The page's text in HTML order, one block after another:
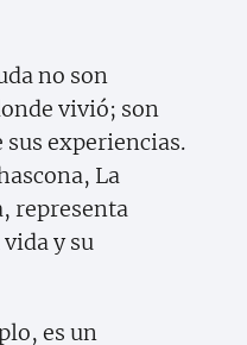
no son
vivió; son
sus experiencias.
La
representa
y su
es un